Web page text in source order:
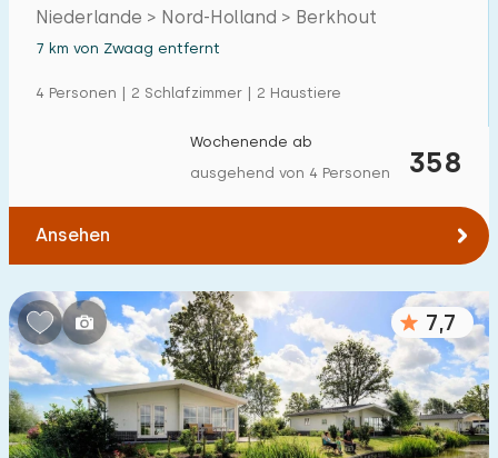
Niederlande > Nord-Holland > Berkhout
7 km von Zwaag entfernt
4 Personen | 2 Schlafzimmer | 2 Haustiere
358
Wochenende ab
ausgehend von 4 Personen
Ansehen
7,7